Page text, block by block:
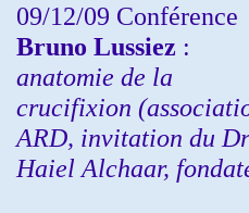
09/12/09 Conférence
Bruno Lussiez :
anatomie de la
crucifixion
ARD, invitation du Dr
Haiel Alchaar,